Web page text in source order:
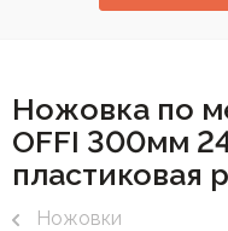
Ножовка по
OFFI 300мм
пластиковая
Ножовки